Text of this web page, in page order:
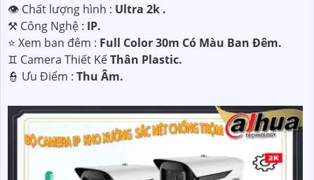
👁 Chất lượng hình : Ultra 2k .
⚒ Công Nghệ : IP.
⭐ Xem ban đêm : Full Color 30m Có Màu Ban Ðêm.
♊ Camera Thiết KếThân Plastic.
️👮 Ưu Điểm : Thu Âm.